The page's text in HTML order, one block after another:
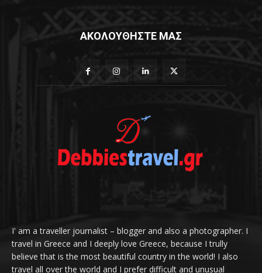
ΑΚΟΛΟΥΘΗΣΤΕ ΜΑΣ
I' am a traveller journalist – blogger and also a photographer. I
travel in Greece and I deeply love Greece, because I trully
believe that is the most beautiful country in the world! I also
travel all over the world and I prefer difficult and unusual